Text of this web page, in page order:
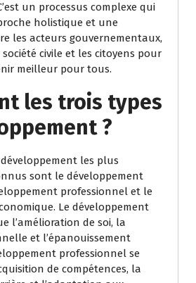
un processus complexe qui
holistique et une
les acteurs gouvernementaux,
civile et les citoyens pour
meilleur pour tous.
les trois types
?
les plus
sont le développement
professionnel et le
Le développement
l’amélioration de soi, la
et l’épanouissement
professionnel se
de compétences, la